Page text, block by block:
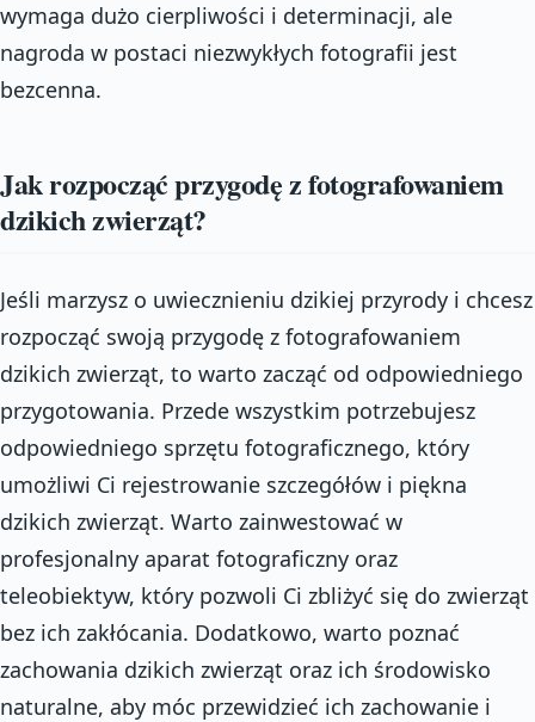
wymaga dużo cierpliwości i determinacji, ale
nagroda w postaci niezwykłych fotografii jest
bezcenna.
Jak rozpocząć przygodę z fotografowaniem
dzikich zwierząt?
Jeśli marzysz o uwiecznieniu dzikiej przyrody i chcesz
rozpocząć swoją przygodę z fotografowaniem
dzikich zwierząt, to warto zacząć od odpowiedniego
przygotowania. Przede wszystkim potrzebujesz
odpowiedniego sprzętu fotograficznego, który
umożliwi Ci rejestrowanie szczegółów i piękna
dzikich zwierząt. Warto zainwestować w
profesjonalny aparat fotograficzny oraz
teleobiektyw, który pozwoli Ci zbliżyć się do zwierząt
bez ich zakłócania. Dodatkowo, warto poznać
zachowania dzikich zwierząt oraz ich środowisko
naturalne, aby móc przewidzieć ich zachowanie i